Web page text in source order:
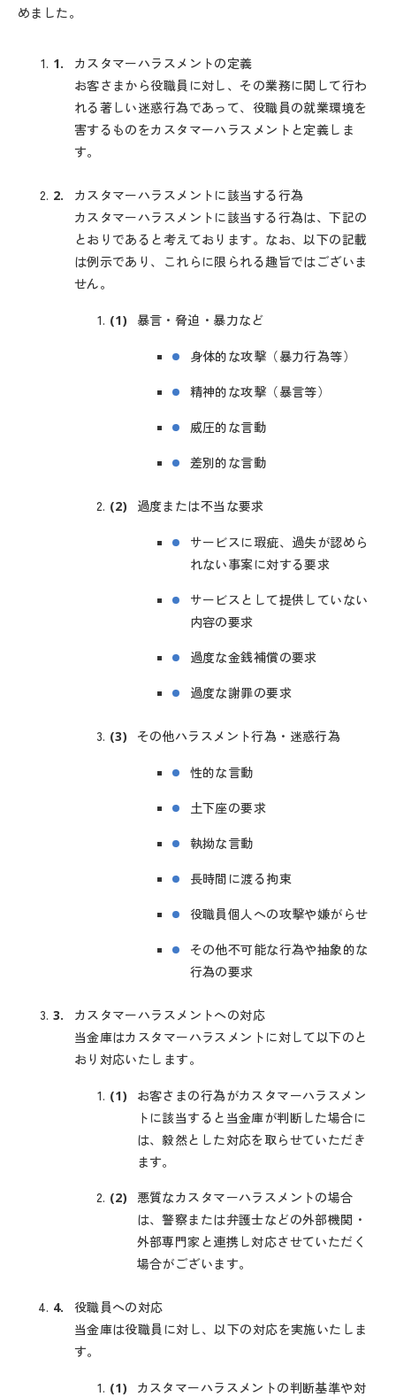
めました。
カスタマーハラスメントの定義
お客さまから役職員に対し、その業務に関して行わ
れる著しい迷惑行為であって、役職員の就業環境を
害するものをカスタマーハラスメントと定義しま
す。
カスタマーハラスメントに該当する行為
カスタマーハラスメントに該当する行為は、下記の
とおりであると考えております。なお、以下の記載
は例示であり、これらに限られる趣旨ではございま
せん。
暴言・脅迫・暴力など
身体的な攻撃（暴力行為等）
精神的な攻撃（暴言等）
威圧的な言動
差別的な言動
過度または不当な要求
サービスに瑕疵、過失が認めら
れない事案に対する要求
サービスとして提供していない
内容の要求
過度な金銭補償の要求
過度な謝罪の要求
その他ハラスメント行為・迷惑行為
性的な言動
土下座の要求
執拗な言動
長時間に渡る拘束
役職員個人への攻撃や嫌がらせ
その他不可能な行為や抽象的な
行為の要求
カスタマーハラスメントへの対応
当金庫はカスタマーハラスメントに対して以下のと
おり対応いたします。
お客さまの行為がカスタマーハラスメン
トに該当すると当金庫が判断した場合に
は、毅然とした対応を取らせていただき
ます。
悪質なカスタマーハラスメントの場合
は、警察または弁護士などの外部機関・
外部専門家と連携し対応させていただく
場合がございます。
役職員への対応
当金庫は役職員に対し、以下の対応を実施いたしま
す。
カスタマーハラスメントの判断基準や対